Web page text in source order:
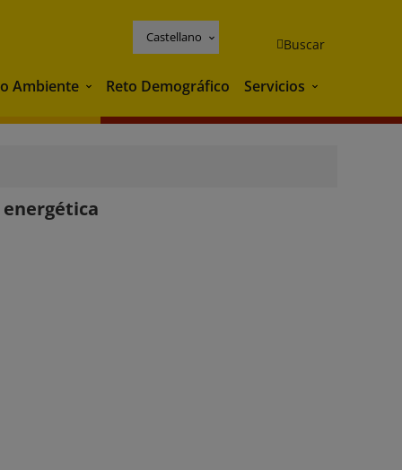
Castellano Buscar
Ambiente Medio Ambiente
Reto Demográfico Servicios Servicios
energética